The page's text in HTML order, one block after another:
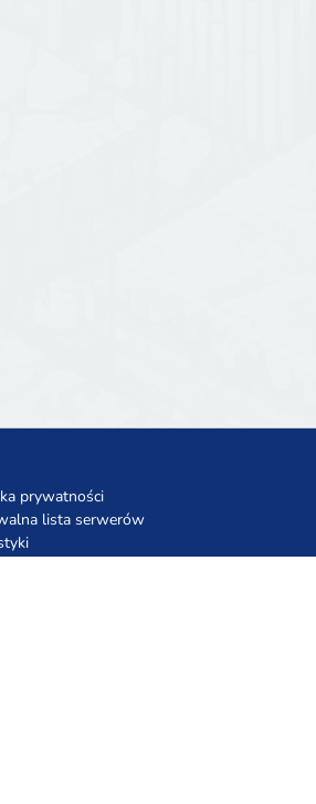
prywatności
lista serwerów